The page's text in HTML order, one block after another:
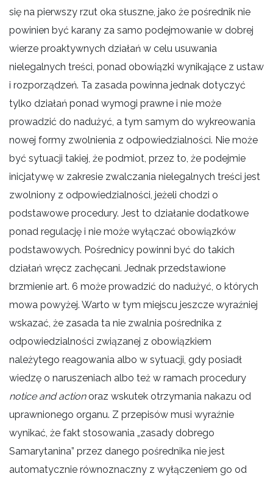
się na pierwszy rzut oka słuszne, jako że pośrednik nie
powinien być karany za samo podejmowanie w dobrej
wierze proaktywnych działań w celu usuwania
nielegalnych treści, ponad obowiązki wynikające z ustaw
i rozporządzeń. Ta zasada powinna jednak dotyczyć
tylko działań ponad wymogi prawne i nie może
prowadzić do nadużyć, a tym samym do wykreowania
nowej formy zwolnienia z odpowiedzialności. Nie może
być sytuacji takiej, że podmiot, przez to, że podejmie
inicjatywę w zakresie zwalczania nielegalnych treści jest
zwolniony z odpowiedzialności, jeżeli chodzi o
podstawowe procedury. Jest to działanie dodatkowe
ponad regulację i nie może wyłączać obowiązków
podstawowych. Pośrednicy powinni być do takich
działań wręcz zachęcani. Jednak przedstawione
brzmienie art. 6 może prowadzić do nadużyć, o których
mowa powyżej. Warto w tym miejscu jeszcze wyraźniej
wskazać, że zasada ta nie zwalnia pośrednika z
odpowiedzialności związanej z obowiązkiem
należytego reagowania albo w sytuacji, gdy posiadł
wiedzę o naruszeniach albo też w ramach procedury
notice and actionoraz wskutek otrzymania nakazu od
uprawnionego organu. Z przepisów musi wyraźnie
wynikać, że fakt stosowania „zasady dobrego
Samarytanina” przez danego pośrednika nie jest
automatycznie równoznaczny z wyłączeniem go od